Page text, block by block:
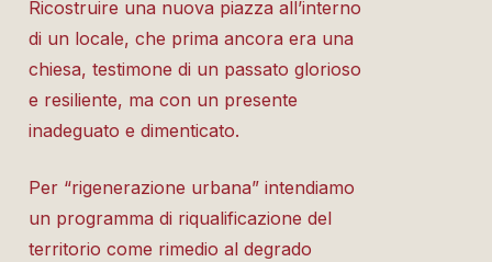
Ricostruire una nuova piazza all’interno
di un locale, che prima ancora era una
chiesa, testimone di un passato glorioso
e resiliente, ma con un presente
inadeguato e dimenticato.
Per “rigenerazione urbana” intendiamo
un programma di riqualificazione del
territorio come rimedio al degrado